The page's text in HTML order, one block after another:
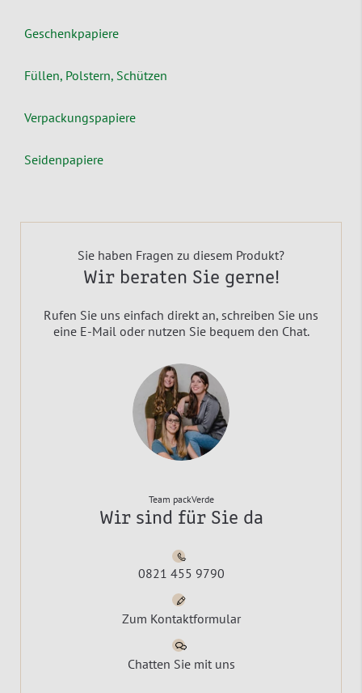
Geschenkpapiere
Füllen, Polstern, Schützen
Verpackungspapiere
Seidenpapiere
Sie haben Fragen zu diesem Produkt?
Wir beraten Sie gerne!
Rufen Sie uns einfach direkt an, schreiben Sie uns
eine E-Mail oder nutzen Sie bequem den Chat.
Team packVerde
Wir sind für Sie da
0821 455 9790
Zum Kontaktformular
Chatten Sie mit uns